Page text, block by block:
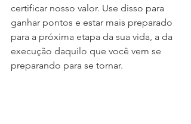
certificar nosso valor. Use disso para
ganhar pontos e estar mais preparado
para a próxima etapa da sua vida, a da
execução daquilo que você vem se
preparando para se tornar.